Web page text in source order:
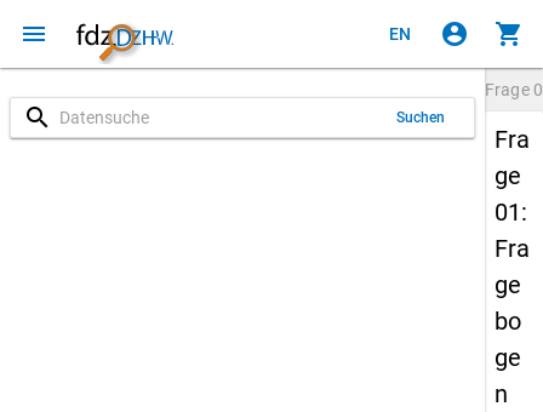
menu EN account_circle shopping_cart
search Suchen
Frage
Fra
ge
01:
Fra
ge
bo
ge
n